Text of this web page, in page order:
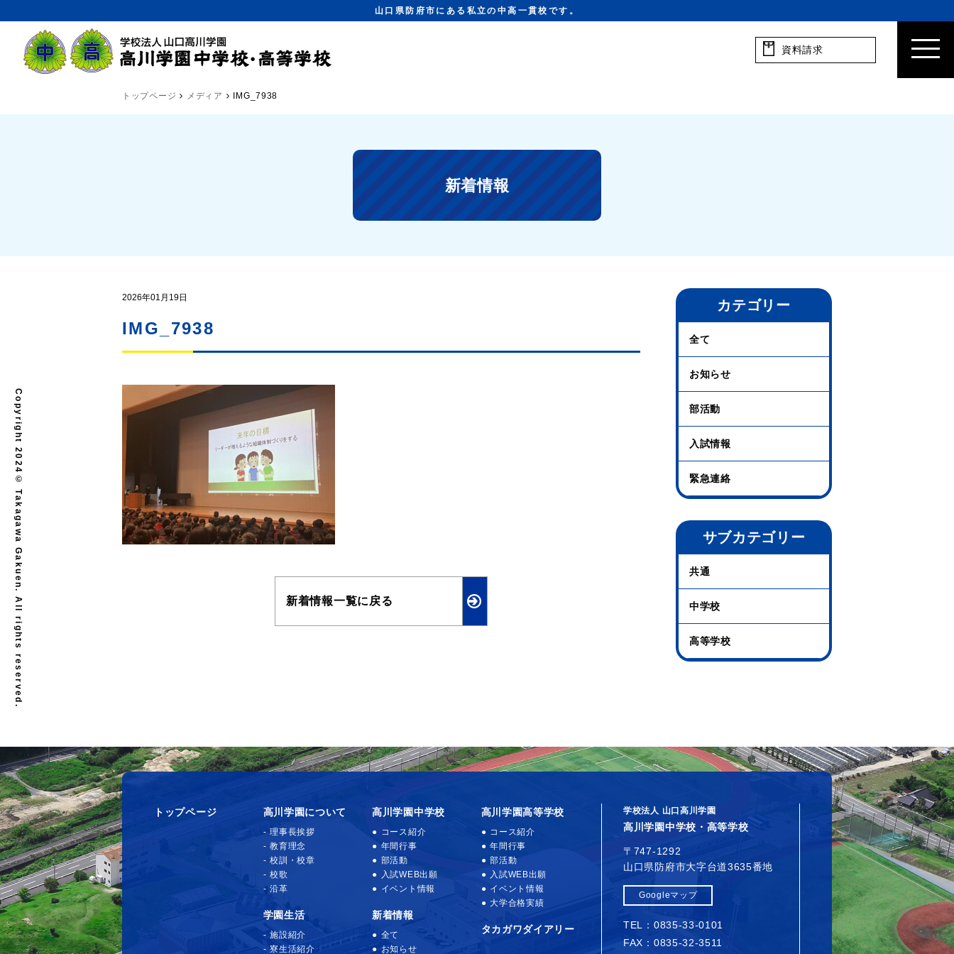
山口県防府市にある私立の中高一貫校です。
資料請求
トップページ メディア IMG_7938
新着情報
2026年01月19日
IMG_7938
新着情報一覧に戻る
カテゴリー
全て
お知らせ
部活動
入試情報
緊急連絡
サブカテゴリー
共通
中学校
高等学校
トップページ 高川学園について
理事長挨拶
教育理念
校訓・校章
校歌
沿革
学園生活
施設紹介
寮生活紹介
高川学園中学校
コース紹介
年間行事
部活動
入試WEB出願
イベント情報
新着情報
全て
お知らせ
高川学園高等学校
コース紹介
年間行事
部活動
入試WEB出願
イベント情報
大学合格実績
タカガワダイアリー
学校法人 山口高川学園
高川学園中学校・高等学校
〒747-1292
山口県防府市大字台道3635番地
Googleマップ
TEL：0835-33-0101
FAX：0835-32-3511
Copyright 2024© Takagawa Gakuen. All rights reserved.